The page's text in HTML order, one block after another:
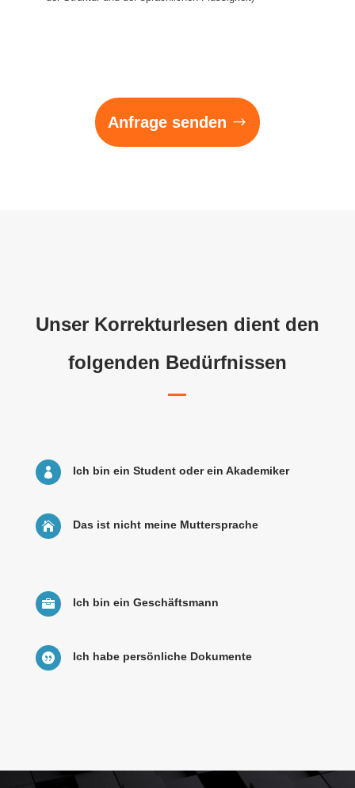
Anfrage senden
Unser Korrekturlesen dient den
folgenden Bedürfnissen
 Ich bin ein Student oder ein Akademiker
 Das ist nicht meine Muttersprache
 Ich bin ein Geschäftsmann
 Ich habe persönliche Dokumente